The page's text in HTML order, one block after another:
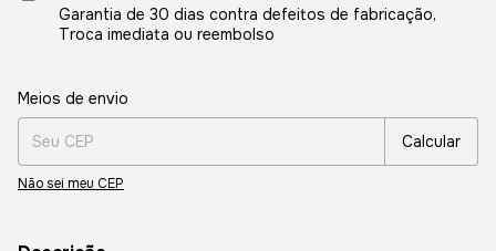
Garantia de 30 dias contra defeitos de fabricação,
Troca imediata ou reembolso
Entregas para o CEP:
Meios de envio
Calcular
Não sei meu CEP